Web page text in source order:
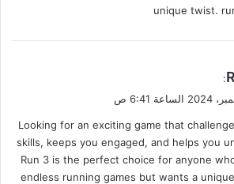
unique twist.
:
Looking for an exciting game that
skills, keeps you engaged, and helps you
Run 3 is the perfect choice for anyone
endless running games but wants a